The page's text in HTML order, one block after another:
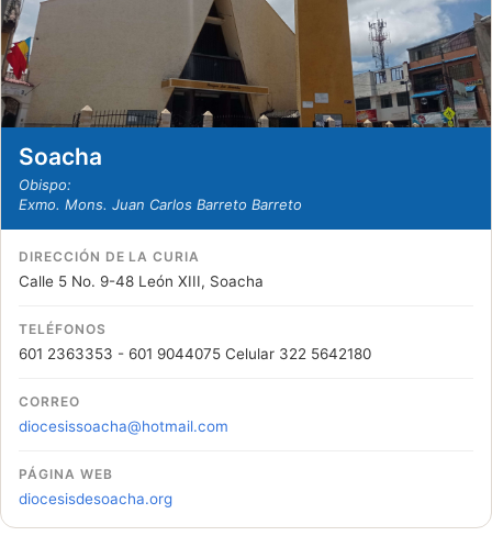
Soacha
Obispo:
Exmo. Mons. Juan Carlos Barreto Barreto
DIRECCIÓN DE LA CURIA
Calle 5 No. 9-48 León XIII, Soacha
TELÉFONOS
601 2363353 - 601 9044075 Celular 322 5642180
CORREO
diocesissoacha@hotmail.com
PÁGINA WEB
diocesisdesoacha.org